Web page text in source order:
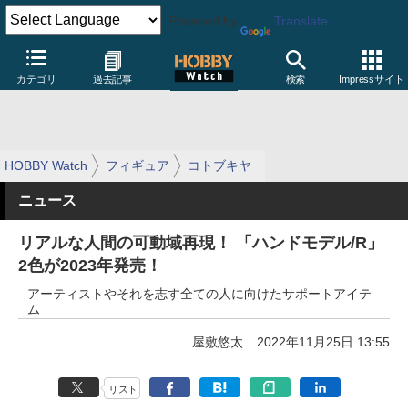
Powered by Translate
カテゴリ 過去記事 検索 Impressサイト
HOBBY Watch フィギュア コトブキヤ
ニュース
リアルな人間の可動域再現！ 「ハンドモデル/R」
2色が2023年発売！
アーティストやそれを志す全ての人に向けたサポートアイテ
ム
屋敷悠太 2022年11月25日 13:55
リスト